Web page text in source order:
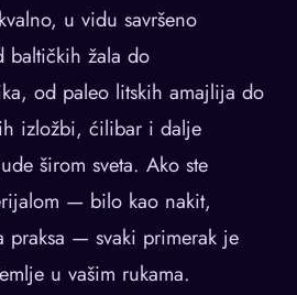
u vidu savršeno
baltičkih žala do
od paleo litskih amajlija do
izložbi, ćilibar i dalje
širom sveta. Ako ste
— bilo kao nakit,
praksa — svaki primerak je
u vašim rukama.